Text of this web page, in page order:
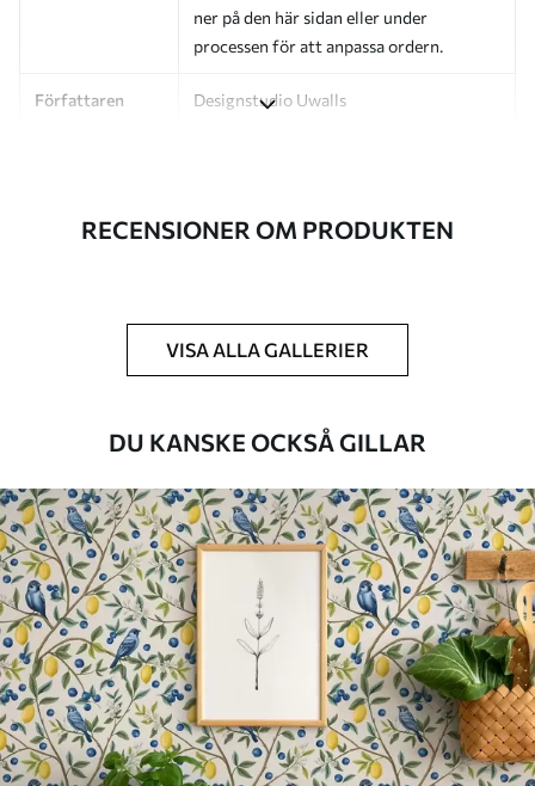
ner på den här sidan eller under
processen för att anpassa ordern.
Författaren Designstudio Uwalls
Du kan lägga till ett lackskikt och/eller
Rengöring
Tapeten kan rengöras försiktigt med en
rengöras med vatten.
Tillämpningsmetod Sömlös applikation
Tillgängliga material
Standard
498.33 299.00Kr/m²
RECENSIONER OM PRODUKTEN
VISA ALLA GALLERIER
DU KANSKE OCKSÅ GILLAR